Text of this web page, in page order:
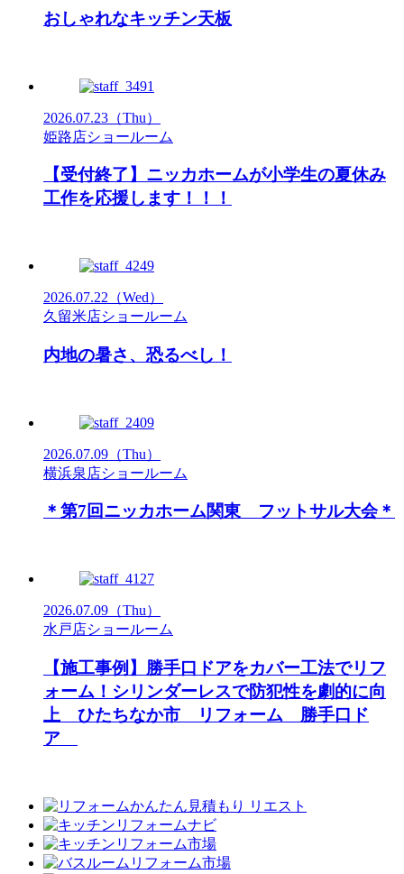
おしゃれなキッチン天板
2026.07.23 （Thu）
姫路店ショールーム
【受付終了】ニッカホームが小学生の夏休み
工作を応援します！！！
2026.07.22 （Wed）
久留米店ショールーム
内地の暑さ、恐るべし！
2026.07.09 （Thu）
横浜泉店ショールーム
＊第7回ニッカホーム関東 フットサル大会＊
2026.07.09 （Thu）
水戸店ショールーム
【施工事例】勝手口ドアをカバー工法でリフ
ォーム！シリンダーレスで防犯性を劇的に向
上 ひたちなか市 リフォーム 勝手口ド
ア